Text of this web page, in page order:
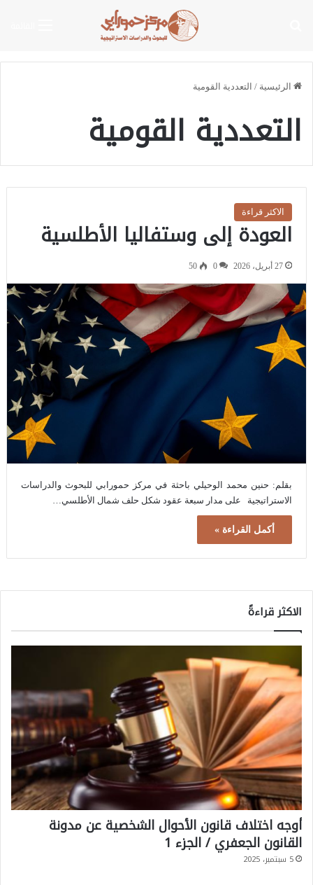
الرئيسية / التعددية القومية
التعددية القومية
الاكثر قراءة
العودة إلى وستفاليا الأطلسية
27 أبريل، 2026 0
50
بقلم: حنين محمد الوحيلي باحثة في مركز حمورابي للبحوث والدراسات
الاستراتيجية على مدار سبعة عقود شكل حلف شمال الأطلسي…
أكمل القراءة »
الاكثر قراءةً
أوجه اختلاف قانون الأحوال الشخصية عن مدونة
القانون الجعفري / الجزء 1
5 سبتمبر، 2025